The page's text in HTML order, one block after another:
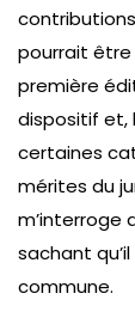
pourrait être
première
dispositif et,
certaines
mérites du
m’interroge
sachant
commune.